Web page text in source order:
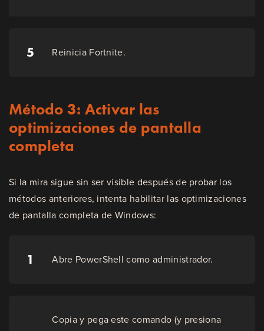
5 Reinicia Fortnite.
Método 3: Activar las
optimizaciones de pantalla
completa
Si la mira sigue sin ser visible después de probar los
métodos anteriores, intenta habilitar las optimizaciones
de pantalla completa de Windows:
1 Abre PowerShell como administrador.
Copia y pega este comando (y presiona